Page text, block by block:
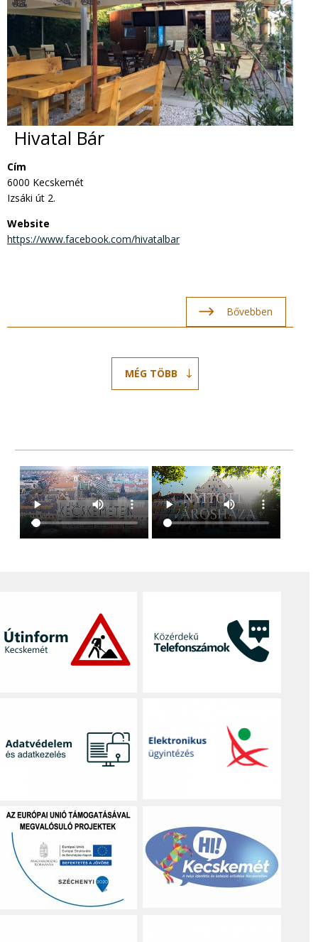
Hivatal Bár
Cím
6000 Kecskemét
Izsáki út 2.
Website
https://www.facebook.com/hivatalbar
Bővebben
MÉG TÖBB